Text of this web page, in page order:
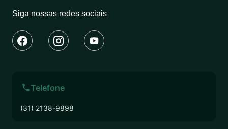
Siga nossas redes sociais
Telefone
(31) 2138-9898